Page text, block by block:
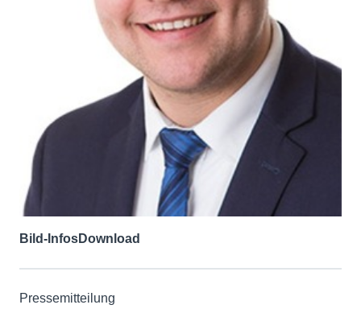
Bild-InfosDownload
Pressemitteilung